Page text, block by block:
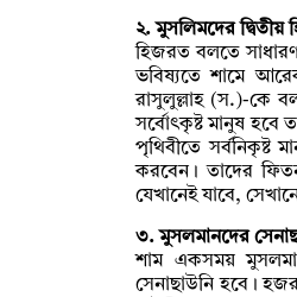
২. মুসলিমদের দ্বিতীয়
হিজরত বলতে
ভবিষ্যতে শামে
রাসুলুল্লাহ (স.)-কে
সর্বোৎকৃষ্ট মানুষ
পৃথিবীতে সর্বনিকৃষ্ট
করবেন। তাদের
যেখানেই যাবে,
৩. মুসলমানদের
শাম একসময়
সেনাছাউনি হবে।